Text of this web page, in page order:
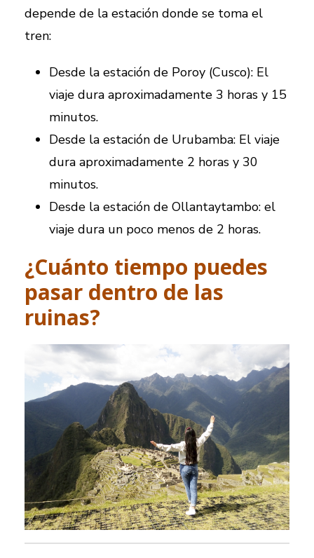
depende de la estación donde se toma el
tren:
Desde la estación de Poroy (Cusco): El
viaje dura aproximadamente 3 horas y 15
minutos.
Desde la estación de Urubamba: El viaje
dura aproximadamente 2 horas y 30
minutos.
Desde la estación de Ollantaytambo: el
viaje dura un poco menos de 2 horas.
¿Cuánto tiempo puedes
pasar dentro de las
ruinas?